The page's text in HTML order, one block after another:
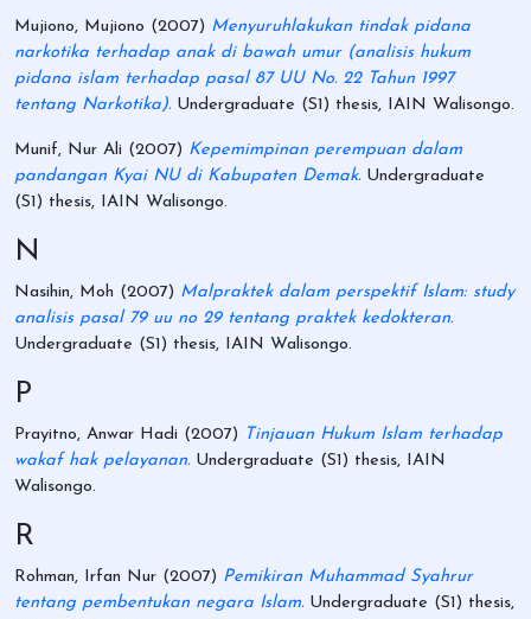
Mujiono, Mujiono (2007) Menyuruhlakukan tindak pidana
narkotika terhadap anak di bawah umur (analisis hukum
pidana islam terhadap pasal 87 UU No. 22 Tahun 1997
tentang Narkotika). Undergraduate (S1) thesis, IAIN Walisongo.
Munif, Nur Ali (2007) Kepemimpinan perempuan dalam
pandangan Kyai NU di Kabupaten Demak. Undergraduate
(S1) thesis, IAIN Walisongo.
N
Nasihin, Moh (2007) Malpraktek dalam perspektif Islam: study
analisis pasal 79 uu no 29 tentang praktek kedokteran.
Undergraduate (S1) thesis, IAIN Walisongo.
P
Prayitno, Anwar Hadi (2007) Tinjauan Hukum Islam terhadap
wakaf hak pelayanan. Undergraduate (S1) thesis, IAIN
Walisongo.
R
Rohman, Irfan Nur (2007) Pemikiran Muhammad Syahrur
tentang pembentukan negara Islam. Undergraduate (S1) thesis,